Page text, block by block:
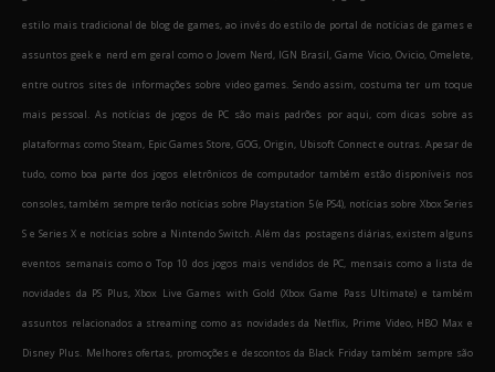
estilo mais tradicional de blog de games, ao invés do estilo de portal de notícias de games e
assuntos geek e nerd em geral como o Jovem Nerd, IGN Brasil, Game Vicio, Ovicio, Omelete,
entre outros sites de informações sobre video games. Sendo assim, costuma ter um toque
mais pessoal. As notícias de jogos de PC são mais padrões por aqui, com dicas sobre as
plataformas como Steam, Epic Games Store, GOG, Origin, Ubisoft Connect e outras. Apesar de
tudo, como boa parte dos jogos eletrônicos de computador também estão disponíveis nos
consoles, também sempre terão notícias sobre Playstation 5 (e PS4), notícias sobre Xbox Series
S e Series X e notícias sobre a Nintendo Switch. Além das postagens diárias, existem alguns
eventos semanais como o Top 10 dos jogos mais vendidos de PC, mensais como a lista de
novidades da PS Plus, Xbox Live Games with Gold (Xbox Game Pass Ultimate) e também
assuntos relacionados a streaming como as novidades da Netflix, Prime Video, HBO Max e
Disney Plus. Melhores ofertas, promoções e descontos da Black Friday também sempre são